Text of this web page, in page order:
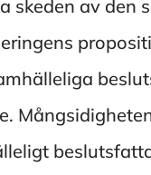
skeden av den